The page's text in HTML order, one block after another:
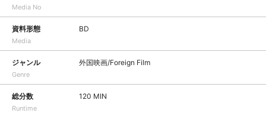
Media No
資料形態
Media
BD
ジャンル
Genre
外国映画/Foreign Film
総分数
Runtime
120 MIN